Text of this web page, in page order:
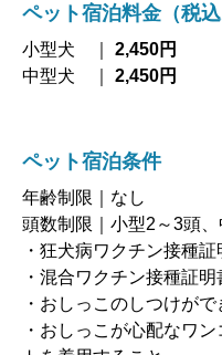
ペット宿泊料金（税込
小型犬 ｜ 2,450円
中型犬 ｜ 2,450円
ペット宿泊条件
年齢制限｜なし
頭数制限｜小型2～3頭
・狂犬病ワクチン接種
・混合ワクチン接種証
・おしっこのしつけが
・おしっこが心配なワ